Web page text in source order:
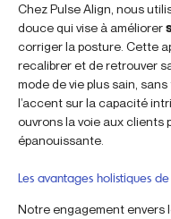
Chez Pulse Align, nous
douce qui vise à améliorer
corriger la posture. Cette
recalibrer et de retrouver
mode de vie plus sain,
l’accent sur la capacité
ouvrons la voie aux clients
épanouissante.
Les avantages holistiques
Notre engagement